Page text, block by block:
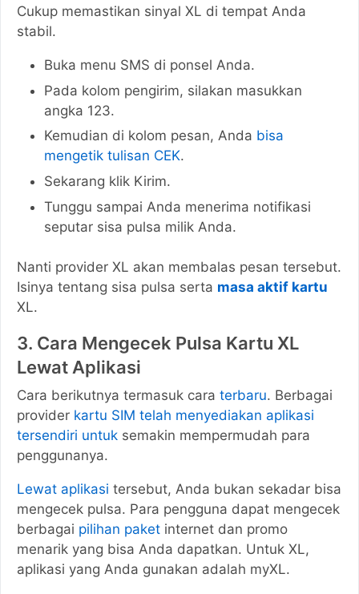
Cukup memastikan sinyal XL di tempat Anda
stabil.
Buka menu SMS di ponsel Anda.
Pada kolom pengirim, silakan masukkan
angka 123.
Kemudian di kolom pesan, Anda bisa
mengetik tulisan CEK.
Sekarang klik Kirim.
Tunggu sampai Anda menerima notifikasi
seputar sisa pulsa milik Anda.
Nanti provider XL akan membalas pesan tersebut.
Isinya tentang sisa pulsa serta masa aktif kartu
XL.
3. Cara Mengecek Pulsa Kartu XL
Lewat Aplikasi
Cara berikutnya termasuk cara terbaru. Berbagai
provider kartu SIM telah menyediakan aplikasi
tersendiri untuk semakin mempermudah para
penggunanya.
Lewat aplikasi tersebut, Anda bukan sekadar bisa
mengecek pulsa. Para pengguna dapat mengecek
berbagai pilihan paket internet dan promo
menarik yang bisa Anda dapatkan. Untuk XL,
aplikasi yang Anda gunakan adalah myXL.